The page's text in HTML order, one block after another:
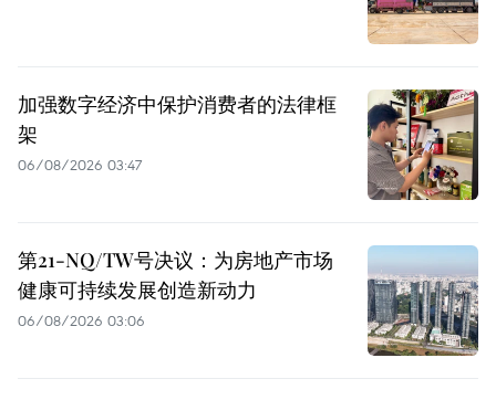
加强数字经济中保护消费者的法律框
架
06/08/2026 03:47
第21-NQ/TW号决议：为房地产市场
健康可持续发展创造新动力
06/08/2026 03:06